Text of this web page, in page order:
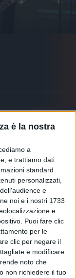
è la nostra
a
e trattiamo dati
standard
personalizzati,
e
noi e i nostri 1733
e
Puoi fare clic
per le
clic per negare il
e modificare
noto che
non richiedere il tuo
2020